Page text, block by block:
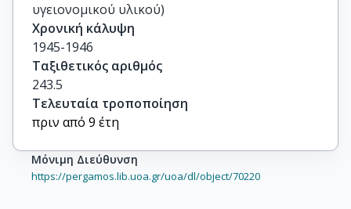
υγειονομικού υλικού)
Χρονική κάλυψη
1945-1946
Ταξιθετικός αριθμός
243.5
Τελευταία τροποποίηση
πριν από 9 έτη
Μόνιμη Διεύθυνση
https://pergamos.lib.uoa.gr/uoa/dl/object/70220